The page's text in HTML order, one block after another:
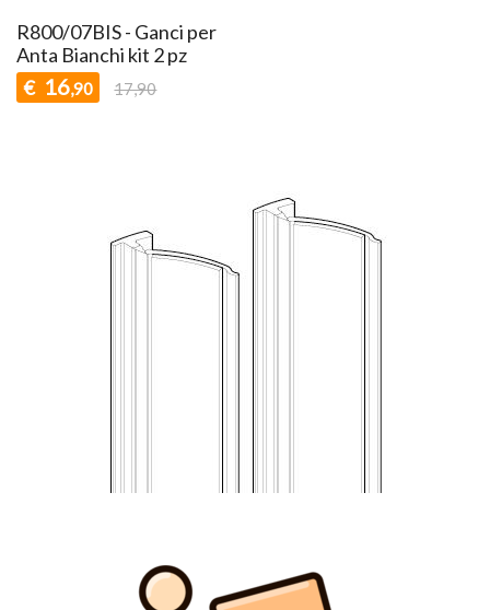
R800/07BIS - Ganci per
Anta Bianchi kit 2 pz
€ 16,90 17,90